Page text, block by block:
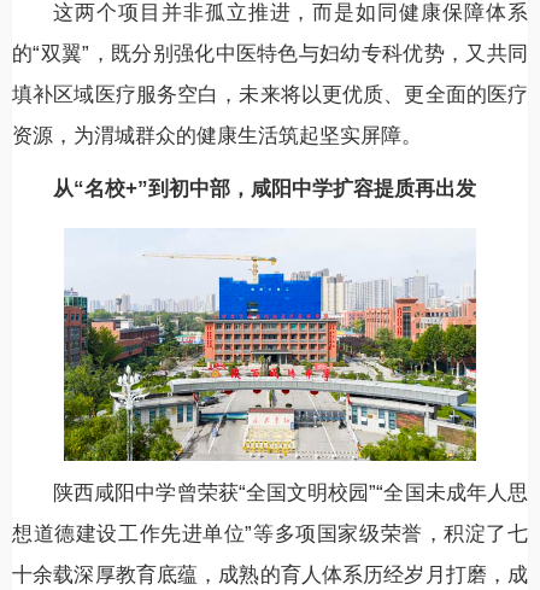
这两个项目并非孤立推进，而是如同健康保障体系
的“双翼”，既分别强化中医特色与妇幼专科优势，又共同
填补区域医疗服务空白，未来将以更优质、更全面的医疗
资源，为渭城群众的健康生活筑起坚实屏障。
从“名校+”到初中部，咸阳中学扩容提质再出发
陕西咸阳中学曾荣获“全国文明校园”“全国未成年人思
想道德建设工作先进单位”等多项国家级荣誉，积淀了七
十余载深厚教育底蕴，成熟的育人体系历经岁月打磨，成